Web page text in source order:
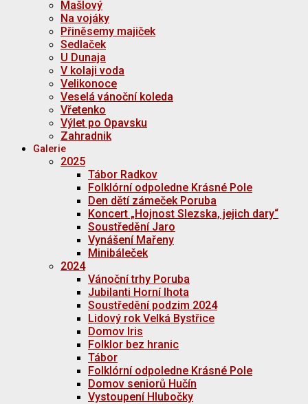
Mašlový
Na vojáky
Přiněsemy majiček
Sedlaček
U Dunaja
V kolaji voda
Velikonoce
Veselá vánoční koleda
Vřetenko
Výlet po Opavsku
Zahradnik
Galerie
2025
Tábor Radkov
Folklórní odpoledne Krásné Pole
Den dětí zámeček Poruba
Koncert „Hojnost Slezska, jejich dary“
Soustředění Jaro
Vynášení Mařeny
Minibáleček
2024
Vánoční trhy Poruba
Jubilanti Horní lhota
Soustředění podzim 2024
Lidový rok Velká Bystřice
Domov Iris
Folklor bez hranic
Tábor
Folklórní odpoledne Krásné Pole
Domov seniorů Hučín
Vystoupení Hlubočky